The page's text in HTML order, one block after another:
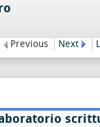
Previous Next